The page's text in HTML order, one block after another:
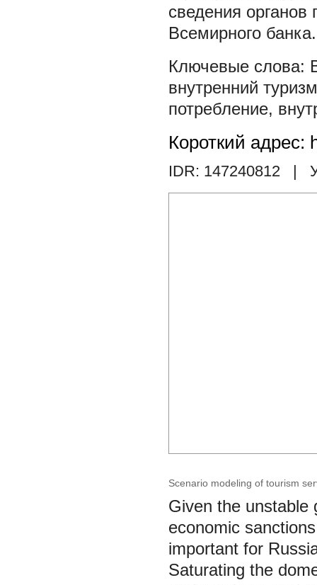
сведения органов
Всемирного банка.
внутренний туризм
потребление,
Короткий адрес:
IDR: 147240812 |
Scenario modeling of tourism
Given the unstable
economic
important for
Saturating the